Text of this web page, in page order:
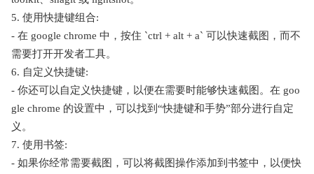
5. 使用快捷键组合:
- 在 google chrome 中，按住 `ctrl + alt + a` 可以快速截图，而不
需要打开开发者工具。
6. 自定义快捷键:
- 你还可以自定义快捷键，以便在需要时能够快速截图。在 goo
gle chrome 的设置中，可以找到“快捷键和手势”部分进行自定
义。
7. 使用书签:
- 如果你经常需要截图，可以将截图操作添加到书签中，以便快